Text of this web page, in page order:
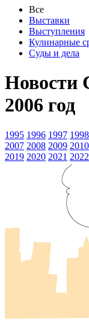
Все
Выставки
Выступления
Кулинарные
Суды и дела
Новости
2006 год
1995 1996 1997 1998
2007 2008 2009 2010
2019 2020 2021 2022